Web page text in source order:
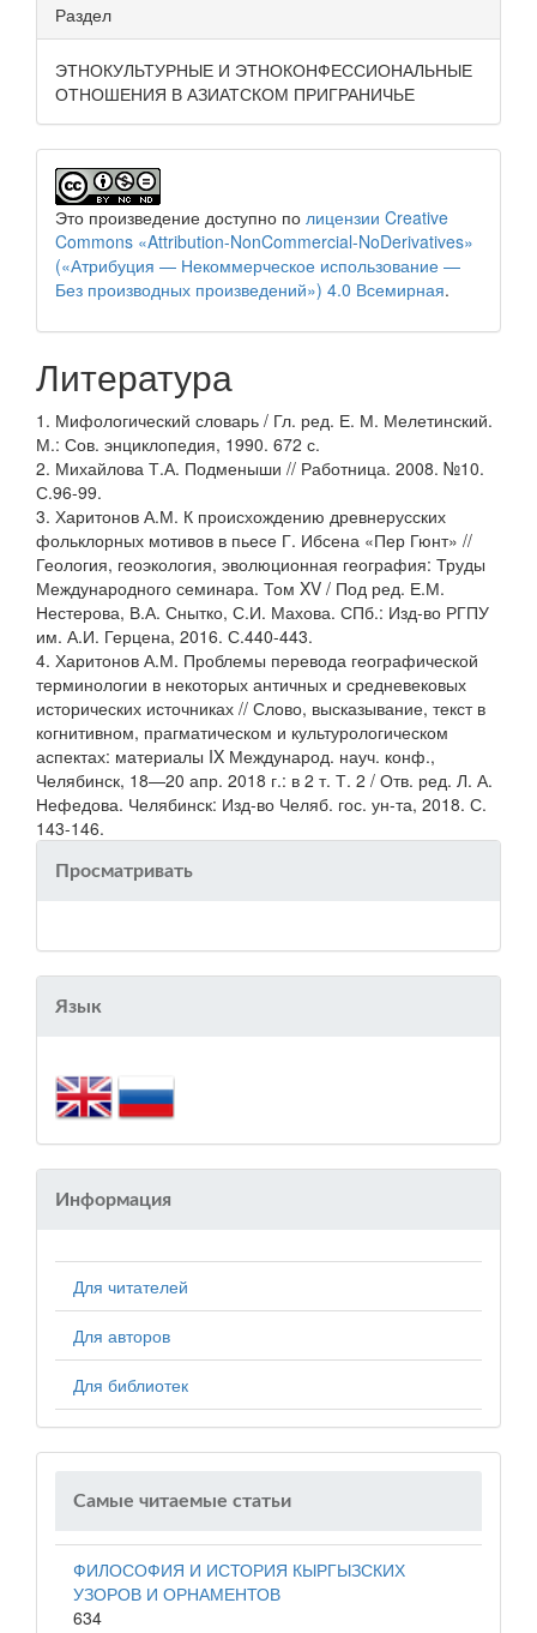
Раздел
ЭТНОКУЛЬТУРНЫЕ И ЭТНОКОНФЕССИОНАЛЬНЫЕ
ОТНОШЕНИЯ В АЗИАТСКОМ ПРИГРАНИЧЬЕ
Это произведение доступно по лицензии Creative
Commons «Attribution-NonCommercial-NoDerivatives»
(«Атрибуция — Некоммерческое использование —
Без производных произведений») 4.0 Всемирная.
Литература
1. Мифологический словарь / Гл. ред. Е. М. Мелетинский.
М.: Сов. энциклопедия, 1990. 672 с.
2. Михайлова Т.А. Подменыши // Работница. 2008. №10.
С.96-99.
3. Харитонов А.М. К происхождению древнерусских
фольклорных мотивов в пьесе Г. Ибсена «Пер Гюнт» //
Геология, геоэкология, эволюционная география: Труды
Международного семинара. Том XV / Под ред. Е.М.
Нестерова, В.А. Снытко, С.И. Махова. СПб.: Изд-во РГПУ
им. А.И. Герцена, 2016. С.440-443.
4. Харитонов А.М. Проблемы перевода географической
терминологии в некоторых античных и средневековых
исторических источниках // Слово, высказывание, текст в
когнитивном, прагматическом и культурологическом
аспектах: материалы IX Международ. науч. конф.,
Челябинск, 18—20 апр. 2018 г.: в 2 т. Т. 2 / Отв. ред. Л. А.
Нефедова. Челябинск: Изд-во Челяб. гос. ун-та, 2018. С.
143-146.
Просматривать
Язык
Информация
Для читателей
Для авторов
Для библиотек
Самые читаемые статьи
ФИЛОСОФИЯ И ИСТОРИЯ КЫРГЫЗСКИХ
УЗОРОВ И ОРНАМЕНТОВ
634